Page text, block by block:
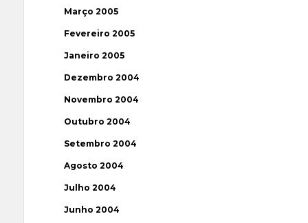
Março 2005
Fevereiro 2005
Janeiro 2005
Dezembro 2004
Novembro 2004
Outubro 2004
Setembro 2004
Agosto 2004
Julho 2004
Junho 2004